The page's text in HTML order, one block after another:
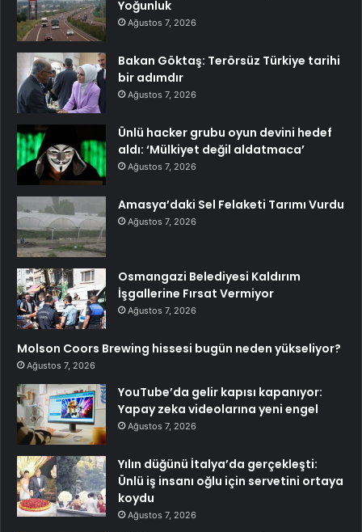
Yoğunluk
Ağustos 7, 2026
Bakan Göktaş: Terörsüz Türkiye tarihi
bir adımdır
Ağustos 7, 2026
Ünlü hacker grubu oyun devini hedef
aldı: ‘Mülkiyet değil aldatmaca’
Ağustos 7, 2026
Amasya’daki Sel Felaketi Tarımı Vurdu
Ağustos 7, 2026
Osmangazi Belediyesi Kaldırım
İşgallerine Fırsat Vermiyor
Ağustos 7, 2026
Molson Coors Brewing hissesi bugün neden yükseliyor?
Ağustos 7, 2026
YouTube’da gelir kapısı kapanıyor:
Yapay zeka videolarına yeni engel
Ağustos 7, 2026
Yılın düğünü İtalya’da gerçekleşti:
Ünlü iş insanı oğlu için servetini ortaya
koydu
Ağustos 7, 2026